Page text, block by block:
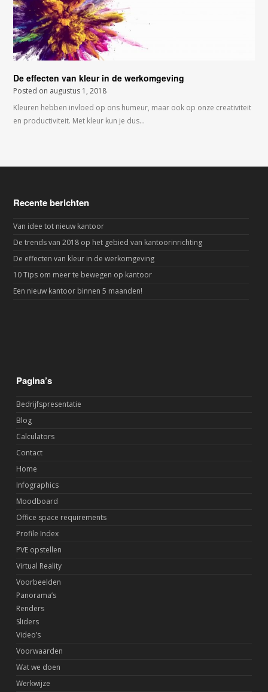
De effecten van kleur in de werkomgeving
Posted on augustus 1, 2018
Kleuren hebben invloed op ons humeur, maar ook op onze creativiteit
en productiviteit. Met kleur kun je dus…
Recente berichten
Van idee tot nieuw kantoor
De trends van 2018 op het gebied van kantoorinrichting
De effecten van kleur in de werkomgeving
10 Tips om meer te bewegen op kantoor
Een nieuw kantoor binnen 5 maanden!
Pagina’s
Bedrijfspresentatie
Blog
Calculators
Contact
Home
Infographics
Moodboard
Office space requirements
Profile Index
PVE opstellen
Virtual Reality
Voorbeelden
Panorama’s
Renders
Sliders
Video’s
Voorwaarden
Wat we doen
Werkwijze